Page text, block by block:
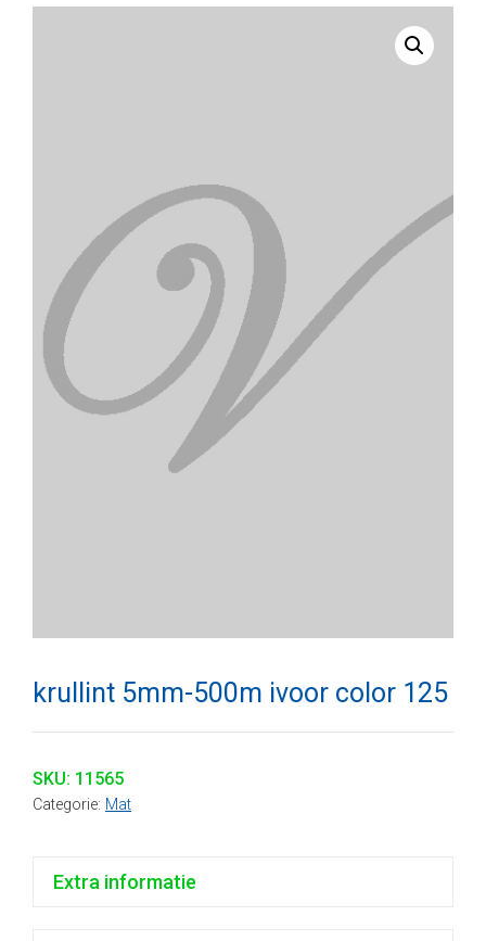
selecteren
krullint 5mm-500m ivoor color 125
SKU: 11565
Categorie: Mat
Extra informatie